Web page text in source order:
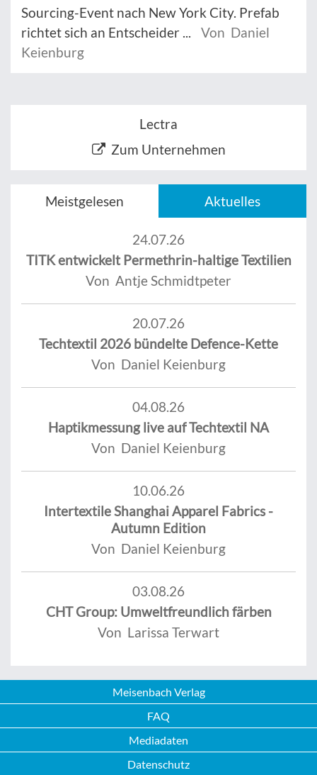
Sourcing-Event nach New York City. Prefab
richtet sich an Entscheider ...
Von Daniel
Keienburg
Lectra
Zum Unternehmen
Meistgelesen Aktuelles
24.07.26
TITK entwickelt Permethrin-haltige Textilien
Von Antje Schmidtpeter
20.07.26
Techtextil 2026 bündelte Defence-Kette
Von Daniel Keienburg
04.08.26
Haptikmessung live auf Techtextil NA
Von Daniel Keienburg
10.06.26
Intertextile Shanghai Apparel Fabrics -
Autumn Edition
Von Daniel Keienburg
03.08.26
CHT Group: Umweltfreundlich färben
Von Larissa Terwart
Meisenbach Verlag
FAQ
Mediadaten
Datenschutz